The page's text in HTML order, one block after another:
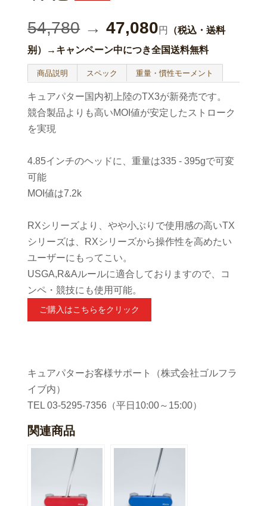
54,780→47,080 円 （税込・送料
別）→キャンペーン中につき全国送料無料
商品説明 スペック 重量・慣性モーメント
キュアパター国内初上陸のTX3が新発売です。
競合製品よりも高いMOI値が安定したストローク
を実現
4.85インチのヘッドに、重量は335 - 395gで可変
可能
MOI値は7.2k
RXシリーズより、やや小ぶりで使用感の高いTX
シリーズは、RXシリーズから操作性を高めたい
ユーザーにもってこい。
USGA,R&Aルールに適合しておりますので、コ
ンペ・競技にも使用可能。
ご購入はこちらをクリック
キュアパターお客様サポート（株式会社ゴルフラ
イブ内）
TEL 03-5295-7356（平日10:00～15:00）
関連商品